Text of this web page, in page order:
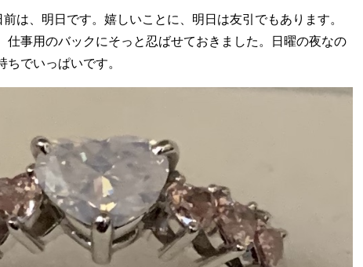
は、明日です。嬉しいことに、明日は友引でもあります。
仕事用のバックにそっと忍ばせておきました。日曜の夜なの
でいっぱいです。